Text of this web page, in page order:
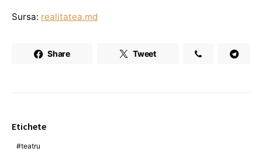
Sursa: realitatea.md
Share Tweet
Etichete
teatru